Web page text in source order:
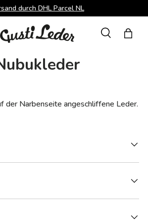
durch DHL Parcel NL
Suche
der Narbenseite angeschliffene Leder.